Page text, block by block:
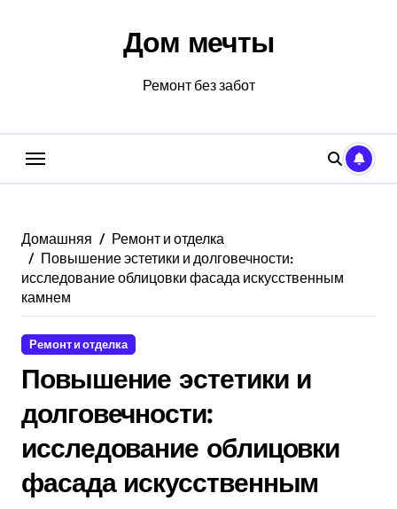
Дом мечты
Ремонт без забот
Домашняя
Ремонт и отделка
Повышение эстетики и долговечности:
исследование облицовки фасада искусственным
камнем
Ремонт и отделка
Повышение эстетики и
долговечности:
исследование облицовки
фасада искусственным